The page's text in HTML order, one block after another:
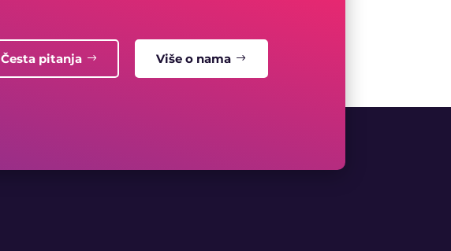
Česta pitanja Više o nama